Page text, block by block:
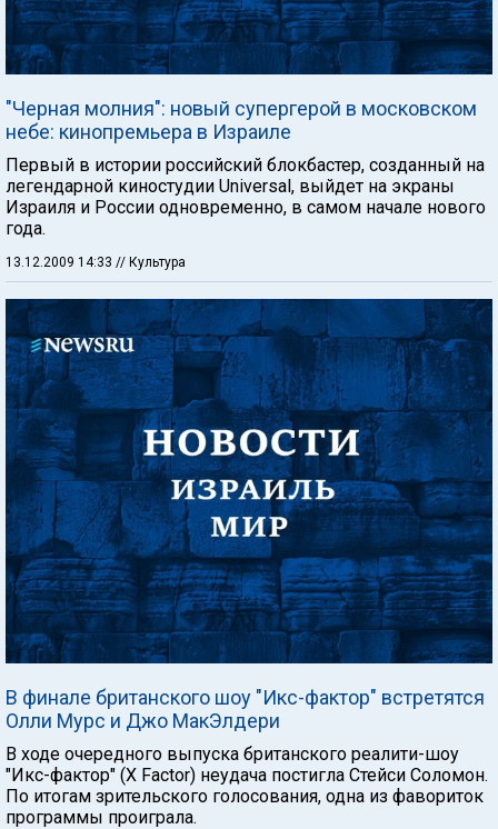
"Черная молния": новый супергерой в московском
небе: кинопремьера в Израиле
Первый в истории российский блокбастер, созданный на
легендарной киностудии Universal, выйдет на экраны
Израиля и России одновременно, в самом начале нового
года.
13.12.2009 14:33 // Культура
В финале британского шоу "Икс-фактор" встретятся
Олли Мурс и Джо МакЭлдери
В ходе очередного выпуска британского реалити-шоу
"Икс-фактор" (X Factor) неудача постигла Стейси Соломон.
По итогам зрительского голосования, одна из фавориток
программы проиграла.